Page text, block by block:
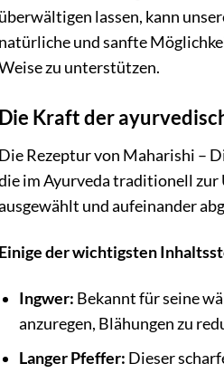
überwältigen lassen, kann
natürliche und sanfte
zu unterstützen.
Die Kraft der
Die Rezeptur von Maharishi –
im Ayurveda traditionell zur
und aufeinander
Einige der wichtigsten
Ingwer: Bekannt für seine
anzuregen, Blähungen zu
Langer Pfeffer: Dieser